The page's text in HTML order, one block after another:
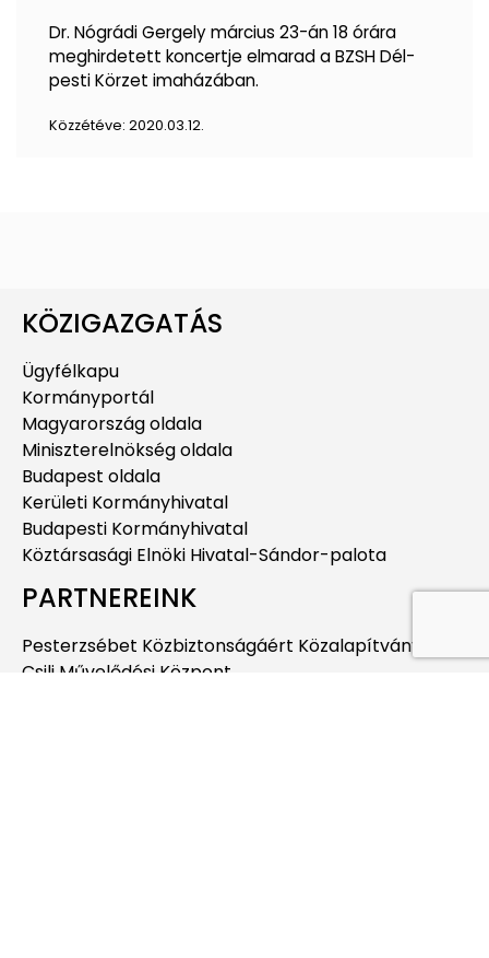
Dr. Nógrádi Gergely március 23-án 18 órára
meghirdetett koncertje elmarad a BZSH Dél-
pesti Körzet imaházában.
Közzétéve: 2020.03.12.
KÖZIGAZGATÁS
Ügyfélkapu
Kormányportál
Magyarország oldala
Miniszterelnökség oldala
Budapest oldala
Kerületi Kormányhivatal
Budapesti Kormányhivatal
Köztársasági Elnöki Hivatal-Sándor-palota
PARTNEREINK
Pesterzsébet Közbiztonságáért Közalapítvány
Csili Művelődési Központ